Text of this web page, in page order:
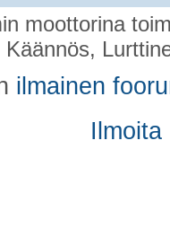
moottorina
Käännös,
ilmainen